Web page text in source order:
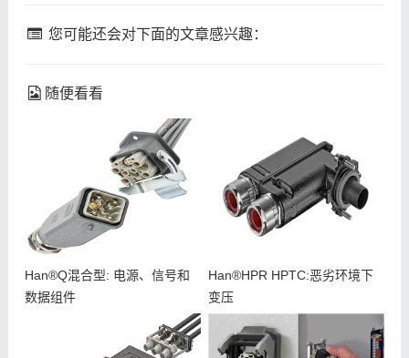
您可能还会对下面的文章感兴趣：
随便看看
Han®Q混合型: 电源、信号和
数据组件
Han®HPR HPTC:恶劣环境下
变压